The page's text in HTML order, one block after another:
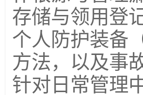
存储与领用登
个人防护装备
方法，以及事
针对日常管理